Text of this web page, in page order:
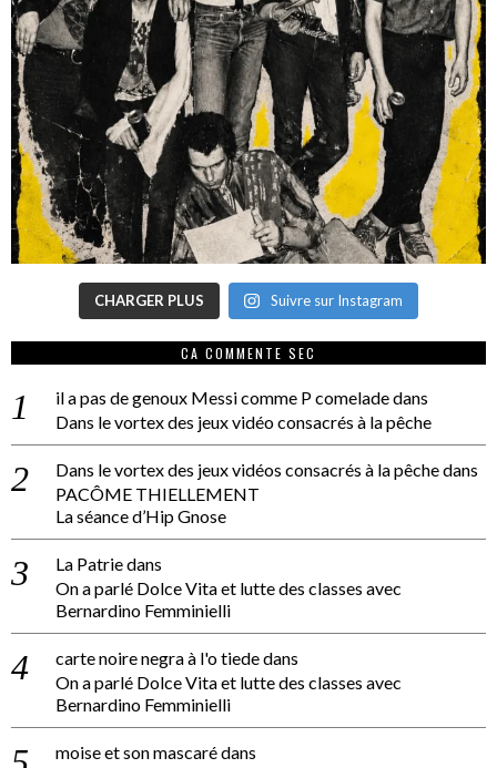
CHARGER PLUS Suivre sur Instagram
CA COMMENTE SEC
il a pas de genoux Messi comme P comeladedans
Dans le vortex des jeux vidéo consacrés à la pêche
Dans le vortex des jeux vidéos consacrés à la pêchedans
PACÔME THIELLEMENT
La séance d’Hip Gnose
La Patriedans
On a parlé Dolce Vita et lutte des classes avec
Bernardino Femminielli
carte noire negra à l'o tiededans
On a parlé Dolce Vita et lutte des classes avec
Bernardino Femminielli
moise et son mascarédans